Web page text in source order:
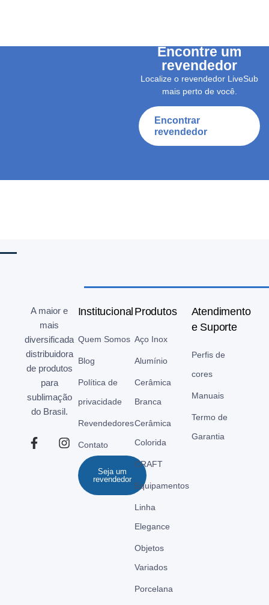
Encontre um
revendedor
Localize o revendedor LiveSub
mais perto de você.
Encontrar
revendedor
A maior e
mais
diversificada
distribuidora
de produtos
para
sublimação
do Brasil.
Institucional
Quem Somos
Blog
Política de
privacidade
Revendedores
Contato
Seja um
revendedor
Produtos
Aço Inox
Alumínio
Cerâmica
Branca
Cerâmica
Colorida
CRAFT
Equipamentos
Linha
Elegance
Objetos
Variados
Porcelana
Atendimento
e Suporte
Perfis de
cores
Manuais
Termo de
Garantia